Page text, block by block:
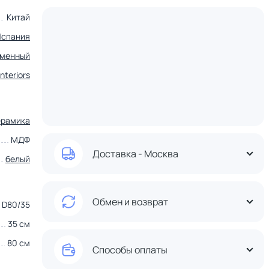
Китай
МДФ
белый
D80/35
35 см
80 см
Доставка - Москва
Обмен и возврат
Способы оплаты